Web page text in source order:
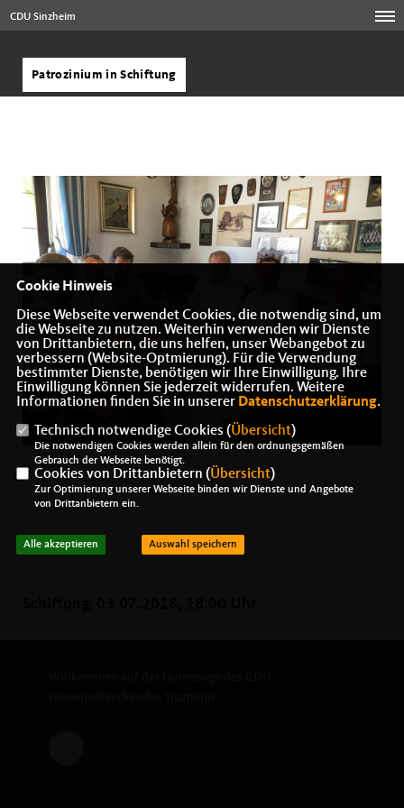
CDU Sinzheim
Patrozinium in Schiftung
Cookie Hinweis
Diese Webseite verwendet Cookies, die notwendig sind, um
die Webseite zu nutzen. Weiterhin verwenden wir Dienste
von Drittanbietern, die uns helfen, unser Webangebot zu
verbessern (Website-Optmierung). Für die Verwendung
bestimmter Dienste, benötigen wir Ihre Einwilligung. Ihre
Einwilligung können Sie jederzeit widerrufen. Weitere
Informationen finden Sie in unserer Datenschutzerklärung.
Technisch notwendige Cookies (Übersicht)
Die notwendigen Cookies werden allein für den ordnungsgemäßen
Gebrauch der Webseite benötigt.
Cookies von Drittanbietern (Übersicht)
Zur Optimierung unserer Webseite binden wir Dienste und Angebote
von Drittanbietern ein.
Alle akzeptieren Auswahl speichern